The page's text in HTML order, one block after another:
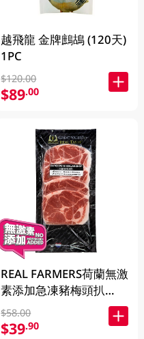
越飛龍 金牌鷓鴣 (120天)
1PC
$120.00
$89.00
REAL FARMERS荷蘭無激
素添加急凍豬梅頭扒
400GM
$58.00
$39.90